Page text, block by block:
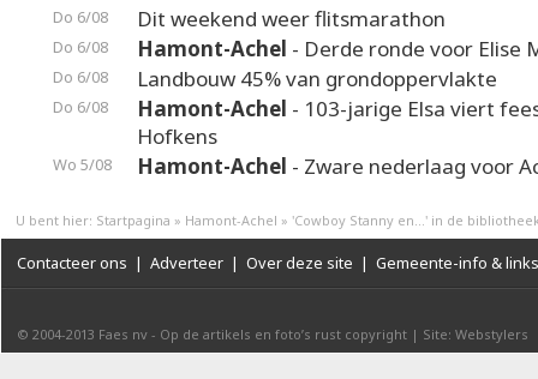
Do 6/08 Dit weekend weer flitsmarathon
Do 6/08 Hamont-Achel - Derde ronde voor Elise
Do 6/08 Landbouw 45% van grondoppervlakte
Do 6/08 Hamont-Achel - 103-jarige Elsa viert
Hofkens
Wo 5/08 Hamont-Achel - Zware nederlaag voor
U bent hier: Startpagina » Hamont-Achel » 'Cowboy Stanny en...' in de
Contacteer ons | Adverteer | Over deze site | Gemeente-info & links
© 2004-2013 Faes nv - Op de artikels en foto’s rust copyright | Site: Webstylers